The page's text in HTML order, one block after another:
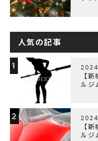
人気の記事
1
【
ルジ
2
【
ルジ